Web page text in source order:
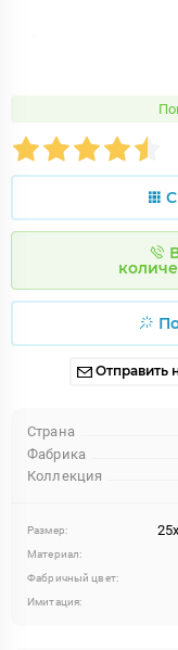
Отправить
Страна
Фабрика
Коллекция
Размер:
Материал:
Фабричный цвет:
Имитация: